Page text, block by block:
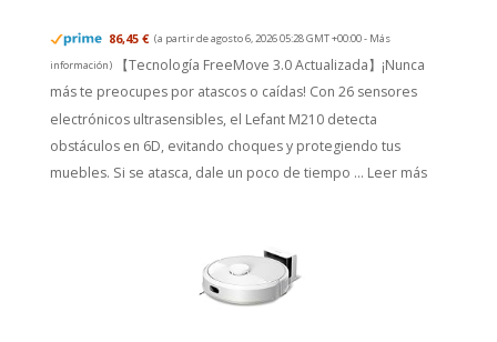
86,45 € (a partir de agosto 6, 2026 05:28 GMT +00:00 - Más
información)
【Tecnología FreeMove 3.0 Actualizada】¡Nunca
más te preocupes por atascos o caídas! Con 26 sensores
electrónicos ultrasensibles, el Lefant M210 detecta
obstáculos en 6D, evitando choques y protegiendo tus
muebles. Si se atasca, dale un poco de tiempo ... Leer más